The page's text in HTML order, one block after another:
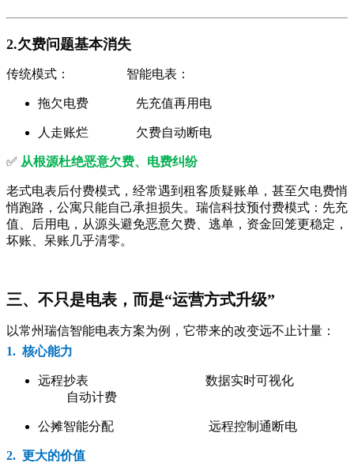
2.欠费问题基本消失
传统模式： 智能电表：
拖欠电费 先充值再用电
人走账烂 欠费自动断电
✅ 从根源杜绝恶意欠费、电费纠纷
老式电表后付费模式，经常遇到租客质疑账单，甚至欠电费悄
悄跑路，公寓只能自己承担损失。瑞信科技预付费模式：先充
值、后用电，从源头避免恶意欠费、逃单，资金回笼更稳定，
坏账、呆账几乎清零。
三、不只是电表，而是“运营方式升级”
以常州瑞信智能电表方案为例，它带来的改变远不止计量：
1. 核心能力
远程抄表 数据实时可视化
自动计费
公摊智能分配 远程控制通断电
2. 更大的价值